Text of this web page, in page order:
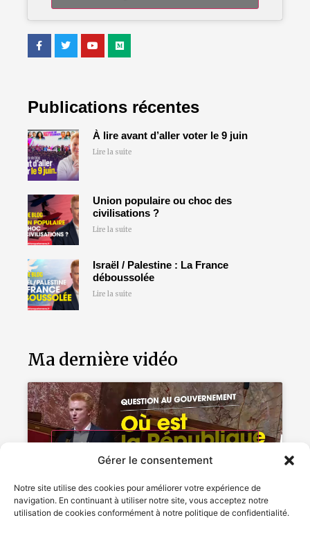
Gérer le consentement
Notre site utilise des cookies pour améliorer votre expérience de
navigation. En continuant à utiliser notre site, vous acceptez notre
utilisation de cookies conformément à notre politique de confidentialité.
Publications récentes
À lire avant d’aller voter le 9 juin
Lire la suite
Union populaire ou choc des
civilisations ?
Lire la suite
Israël / Palestine : La France
déboussolée
Lire la suite
Ma dernière vidéo
Cliquez pour accepter les cookies
marketing et activer ce contenu